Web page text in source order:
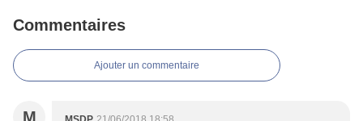
Commentaires
Ajouter un commentaire
M